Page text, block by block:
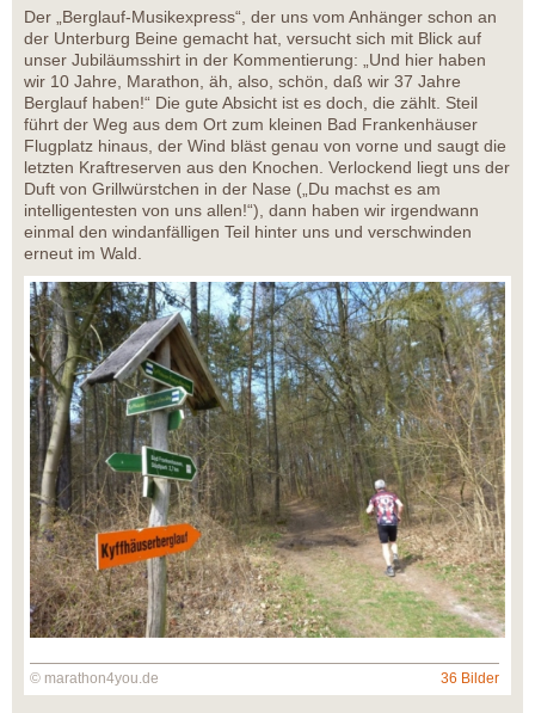
Der „Berglauf-Musikexpress“, der uns vom Anhänger schon an
der Unterburg Beine gemacht hat, versucht sich mit Blick auf
unser Jubiläumsshirt in der Kommentierung: „Und hier haben
wir 10 Jahre, Marathon, äh, also, schön, daß wir 37 Jahre
Berglauf haben!“ Die gute Absicht ist es doch, die zählt. Steil
führt der Weg aus dem Ort zum kleinen Bad Frankenhäuser
Flugplatz hinaus, der Wind bläst genau von vorne und saugt die
letzten Kraftreserven aus den Knochen. Verlockend liegt uns der
Duft von Grillwürstchen in der Nase („Du machst es am
intelligentesten von uns allen!“), dann haben wir irgendwann
einmal den windanfälligen Teil hinter uns und verschwinden
erneut im Wald.
© marathon4you.de 36 Bilder